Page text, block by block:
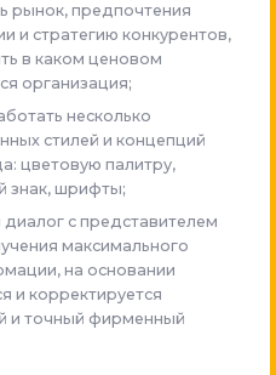
рынок, предпочтения
и стратегию конкурентов,
в каком ценовом
организация;
несколько
стилей и концепций
цветовую палитру,
знак, шрифты;
с представителем
максимального
на основании
и корректируется
и точный фирменный